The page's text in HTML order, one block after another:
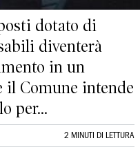
dotato di
diventerà
in un
il Comune intende
per...
2 MINUTI DI LETTURA